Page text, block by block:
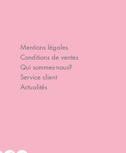
Mentions légales
Conditions de ventes
Qui sommes-nous?
Service client
Actualités